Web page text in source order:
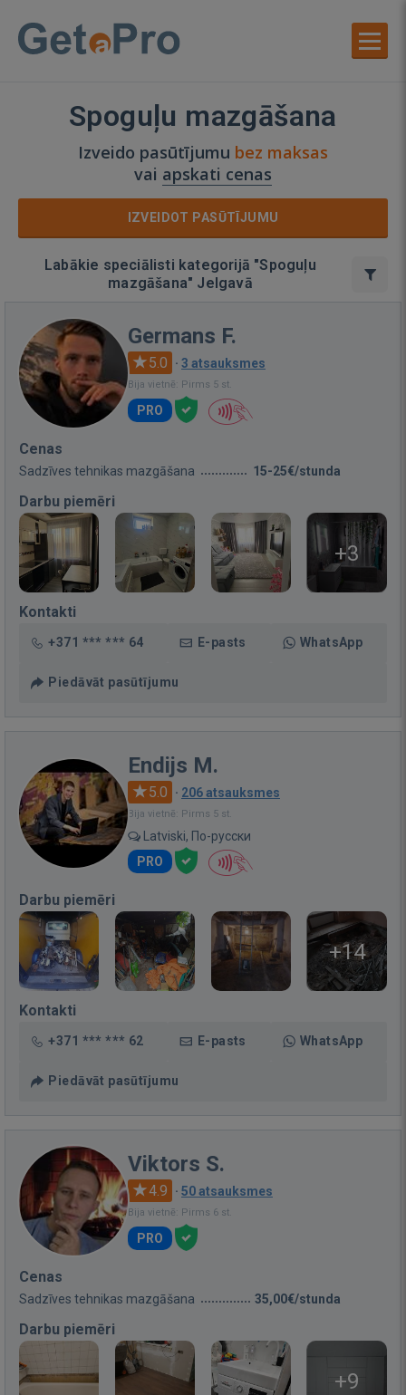
Spoguļu mazgāšana
Izveido pasūtījumu bez maksas
vai apskati cenas
IZVEIDOT PASŪTĪJUMU
Labākie speciālisti kategorijā "Spoguļu
mazgāšana" Jelgavā
Germans F.
5.0 · 3 atsauksmes
Bija vietnē: Pirms 5 st.
PRO
Cenas
Sadzīves tehnikas mazgāšana 15-25€/stunda
Darbu piemēri
+3
Kontakti
+371 *** *** 64 E-pasts WhatsApp
Piedāvāt pasūtījumu
Endijs M.
5.0 · 206 atsauksmes
Bija vietnē: Pirms 5 st.
Latviski, По-русски
PRO
Darbu piemēri
+14
Kontakti
+371 *** *** 62 E-pasts WhatsApp
Piedāvāt pasūtījumu
Viktors S.
4.9 · 50 atsauksmes
Bija vietnē: Pirms 6 st.
PRO
Cenas
Sadzīves tehnikas mazgāšana 35,00€/stunda
Darbu piemēri
+9